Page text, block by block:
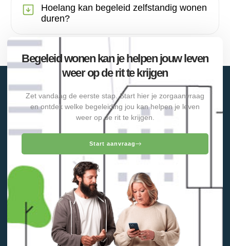
Hoelang kan begeleid zelfstandig wonen
duren?
Begeleid wonen kan je helpen jouw leven
weer op de rit te krijgen
Zet vandaag de eerste stap. Start hier je zorgaanvraag
en ontdek welke begeleiding jou kan helpen je leven
weer op de rit te krijgen.
Start aanvraag